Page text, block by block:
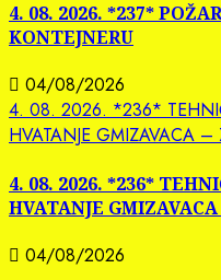
4. 08. 2026. *237*
KONTEJNERU
04/08/2026
4. 08. 2026. *236*
HVATANJE GMIZAVACA –
4. 08. 2026. *236*
HVATANJE
04/08/2026